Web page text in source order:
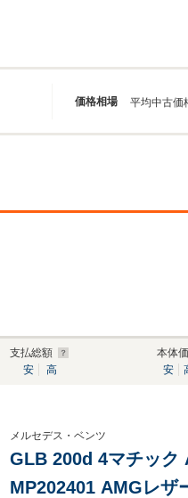
価格相場 平均中古価
支払総額
安
高
本体
安
メルセデス・ベンツ
GLB 200d 4マチック
MP202401 AMGレ